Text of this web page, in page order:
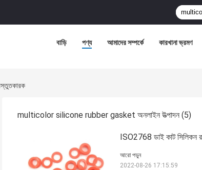
বাড়ি পণ্য আমাদের সম্পর্কে কারখানা ভ্রমণ
multicolor silicone rubber gasket অনলাইন উত্পাদন (5)
ISO2768 ডাই কাট সিলিকন
আরো পড়ুন
2022-08-26 17:15:59